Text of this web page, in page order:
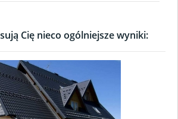
Cię nieco ogólniejsze wyniki: